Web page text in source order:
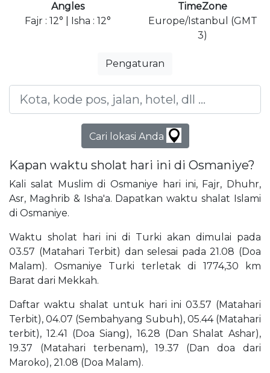
Angles
Fajr : 12° | Isha : 12°
TimeZone
Europe/Istanbul (GMT
3)
Pengaturan
Cari lokasi Anda
Kapan waktu sholat hari ini di Osmaniye?
Kali salat Muslim di Osmaniye hari ini, Fajr, Dhuhr,
Asr, Maghrib & Isha'a. Dapatkan waktu shalat Islami
di Osmaniye.
Waktu sholat hari ini di Turki akan dimulai pada
03.57 (Matahari Terbit) dan selesai pada 21.08 (Doa
Malam). Osmaniye Turki terletak di 1774,30 km
Barat dari Mekkah.
Daftar waktu shalat untuk hari ini 03.57 (Matahari
Terbit), 04.07 (Sembahyang Subuh), 05.44 (Matahari
terbit), 12.41 (Doa Siang), 16.28 (Dan Shalat Ashar),
19.37 (Matahari terbenam), 19.37 (Dan doa dari
Maroko), 21.08 (Doa Malam).